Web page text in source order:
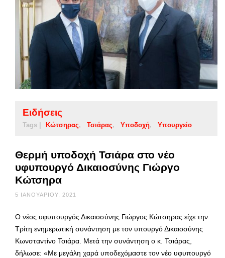
Ειδήσεις
Tags | Κώτσηρας Τσιάρας Υποδοχή Υπουργείο
Θερμή υποδοχή Τσιάρα στο νέο
υφυπουργό Δικαιοσύνης Γιώργο
Κώτσηρα
5 ΙΑΝΟΥΑΡΊΟΥ, 2021
Ο νέος υφυπουργός Δικαιοσύνης Γιώργος Κώτσηρας είχε την
Τρίτη ενημερωτική συνάντηση με τον υπουργό Δικαιοσύνης
Κωνσταντίνο Τσιάρα. Μετά την συνάντηση ο κ. Τσιάρας,
δήλωσε: «Με μεγάλη χαρά υποδεχόμαστε τον νέο υφυπουργό